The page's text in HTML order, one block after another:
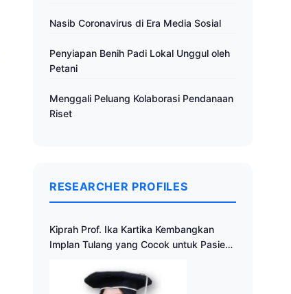
Nasib Coronavirus di Era Media Sosial
Penyiapan Benih Padi Lokal Unggul oleh
Petani
Menggali Peluang Kolaborasi Pendanaan
Riset
RESEARCHER PROFILES
Kiprah Prof. Ika Kartika Kembangkan
Implan Tulang yang Cocok untuk Pasien